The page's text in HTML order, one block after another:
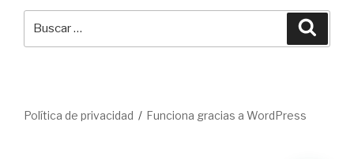
Política de privacidad Funciona gracias a WordPress